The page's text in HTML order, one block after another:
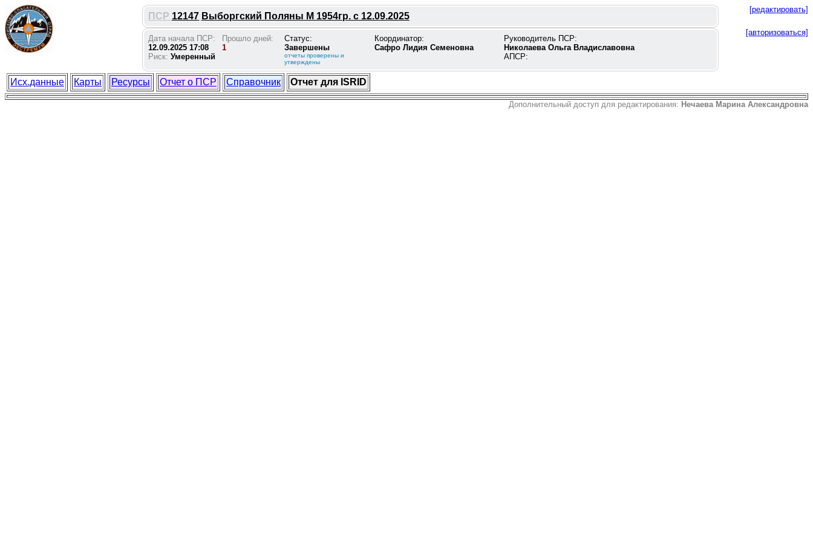
ПСР 12147 Выборгский Поляны М 1954гр. с 12.09.2025
[редактировать]
Дата начала ПСР:
12.09.2025 17:08
Риск: Умеренный
Прошло дней:
1
Статус:
Завершены
отчеты проверены и
утверждены
Координатор:
Сафро Лидия Семеновна
Руководитель ПСР:
Николаева Ольга Владиславовна
АПСР:
[авторизоваться]
Исх.данные Карты Ресурсы Отчет о ПСР Справочник Отчет для ISRID
Дополнительный доступ для редактирования: Нечаева Марина Александровна